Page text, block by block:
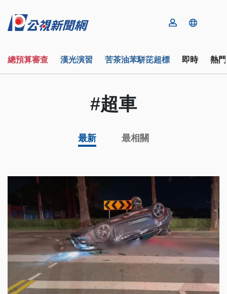
總預算審查 漢光演習 苦茶油苯駢芘超標 即時 熱
#超車
最新 最相關